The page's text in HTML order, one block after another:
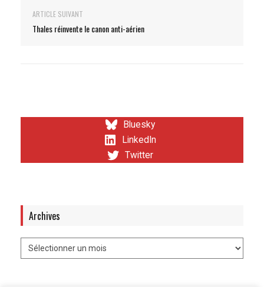
ARTICLE SUIVANT
Thales réinvente le canon anti-aérien
Bluesky
LinkedIn
Twitter
Archives